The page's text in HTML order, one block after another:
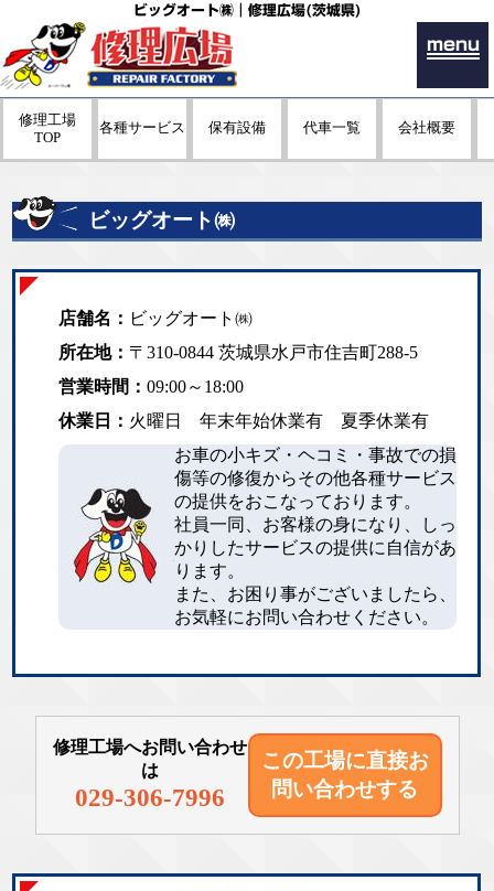
ビッグオート㈱｜修理広場(茨城県)
menu
修理工場
TOP
各種サービス 保有設備 代車一覧 会社概要
ビッグオート㈱
店舗名： ビッグオート㈱
所在地： 〒310-0844 茨城県水戸市住吉町288-5
営業時間：09:00～18:00
休業日： 火曜日 年末年始休業有 夏季休業有
お車の小キズ・ヘコミ・事故での損
傷等の修復からその他各種サービス
の提供をおこなっております。
社員一同、お客様の身になり、しっ
かりしたサービスの提供に自信があ
ります。
また、お困り事がございましたら、
お気軽にお問い合わせください。
修理工場へお問い合わせ
は
029-306-7996
この工場に直接お
問い合わせする